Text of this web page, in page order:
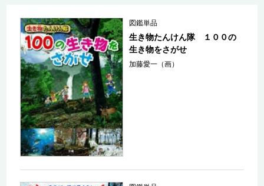
図鑑単品
生き物たんけん隊 １００の
生き物をさがせ
加藤愛一（画）